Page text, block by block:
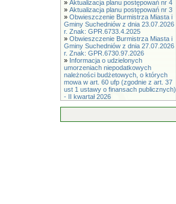
» Aktualizacja planu postępowań nr 4
» Aktualizacja planu postępowań nr 3
» Obwieszczenie Burmistrza Miasta i
Gminy Suchedniów z dnia 23.07.2026
r. Znak: GPR.6733.4.2025
» Obwieszczenie Burmistrza Miasta i
Gminy Suchedniów z dnia 27.07.2026
r. Znak: GPR.6730.97.2026
» Informacja o udzielonych
umorzeniach niepodatkowych
należności budżetowych, o których
mowa w art. 60 ufp (zgodnie z art. 37
ust 1 ustawy o finansach publicznych)
- II kwartał 2026